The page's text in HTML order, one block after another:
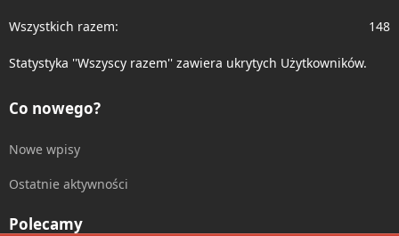
Wszystkich razem 148
Statystyka ''Wszyscy razem'' zawiera ukrytych Użytkowników.
Co nowego?
Nowe wpisy
Ostatnie aktywności
Polecamy